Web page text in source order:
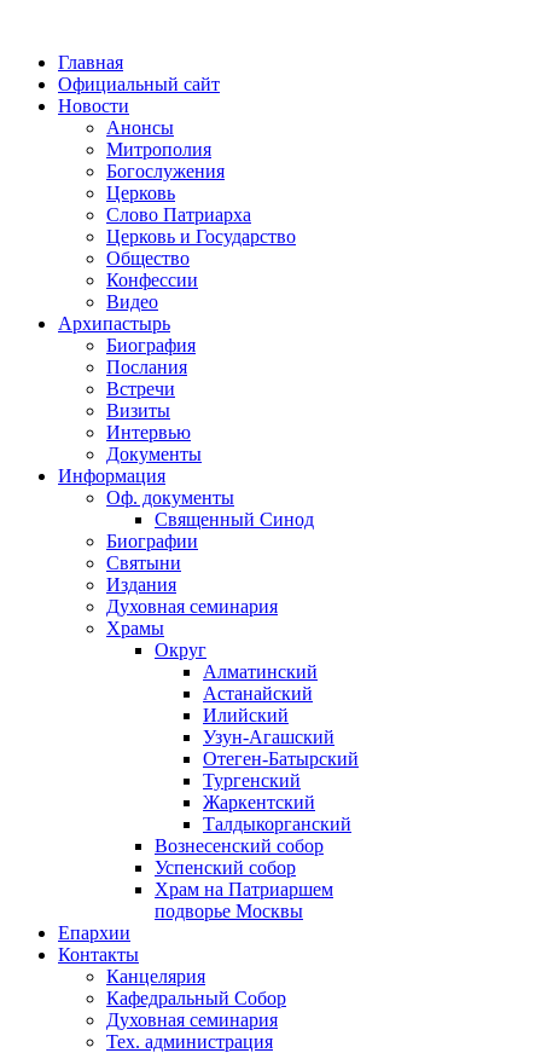
Главная
Официальный сайт
Новости
Анонсы
Митрополия
Богослужения
Церковь
Слово Патриарха
Церковь и Государство
Общество
Конфессии
Видео
Архипастырь
Биография
Послания
Встречи
Визиты
Интервью
Документы
Информация
Оф. документы
Священный Синод
Биографии
Святыни
Издания
Духовная семинария
Храмы
Округ
Алматинский
Астанайский
Илийский
Узун-Агашский
Отеген-Батырский
Тургенский
Жаркентский
Талдыкорганский
Вознесенский собор
Успенский собор
Храм на Патриаршем
подворье Москвы
Епархии
Контакты
Канцелярия
Кафедральный Собор
Духовная семинария
Тех. администрация